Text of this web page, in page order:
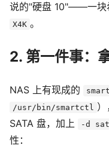
说的"硬盘 10"——一块
X4K 。
2. 第一件事：
NAS 上有现成的
/usr/bin/smartctl
SATA 盘，加上
-d sat
性：